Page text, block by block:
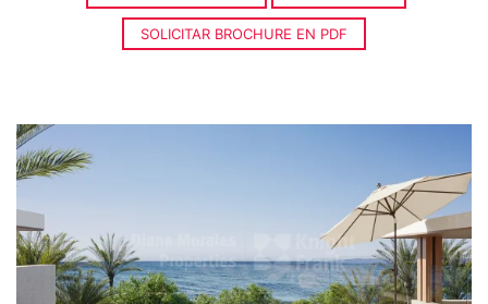
SOLICITAR BROCHURE EN PDF